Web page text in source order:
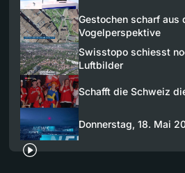
Gestochen scharf aus
Vogelperspektive
Swisstopo schiesst
Luftbilder
Schafft die Schweiz
Donnerstag, 18. Mai